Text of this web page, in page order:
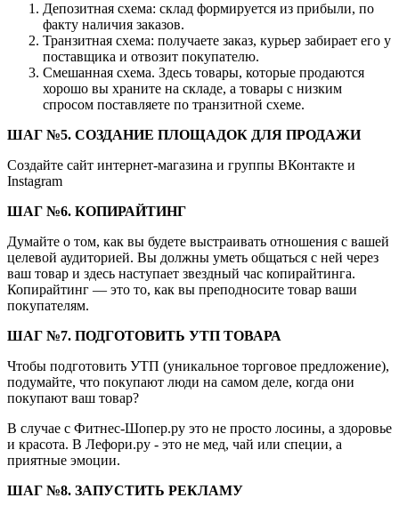
Депозитная схема: склад формируется из прибыли, по
факту наличия заказов.
Транзитная схема: получаете заказ, курьер забирает его у
поставщика и отвозит покупателю.
Смешанная схема. Здесь товары, которые продаются
хорошо вы храните на складе, а товары с низким
спросом поставляете по транзитной схеме.
ШАГ №5. СОЗДАНИЕ ПЛОЩАДОК ДЛЯ ПРОДАЖИ
Создайте сайт интернет-магазина и группы ВКонтакте и
Instagram
ШАГ №6. КОПИРАЙТИНГ
Думайте о том, как вы будете выстраивать отношения с вашей
целевой аудиторией. Вы должны уметь общаться с ней через
ваш товар и здесь наступает звездный час копирайтинга.
Копирайтинг — это то, как вы преподносите товар ваши
покупателям.
ШАГ №7. ПОДГОТОВИТЬ УТП ТОВАРА
Чтобы подготовить УТП (уникальное торговое предложение),
подумайте, что покупают люди на самом деле, когда они
покупают ваш товар?
В случае с Фитнес-Шопер.ру это не просто лосины, а здоровье
и красота. В Лефори.ру - это не мед, чай или специи, а
приятные эмоции.
ШАГ №8. ЗАПУСТИТЬ РЕКЛАМУ